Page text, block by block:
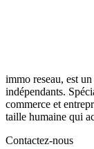
immo reseau, est
indépendants.
commerce et
taille humaine qui
Contactez-nous